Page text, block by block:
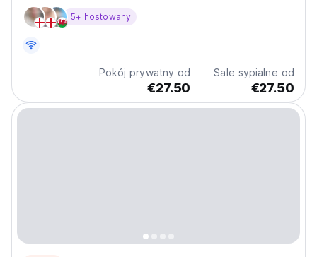
głównych barów, restauracji, klubów, dworca
kolejowego i autobusowego. Nasz zespół przyjmie Cię
których...
5+ hostowany
Pokój prywatny od
€27.50
Sale sypialne od
€27.50